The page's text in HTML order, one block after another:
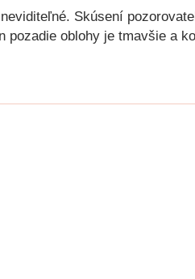
Skúsení
oblohy je tmavšie a